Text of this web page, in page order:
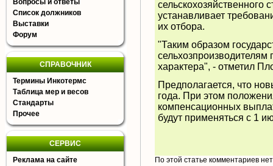
Вопросы и ответы
Список должников
Выставки
Форум
СПРАВОЧНИК
Термины Инкотермс
Таблица мер и весов
Стандарты
Прочее
СЕРВИС
Реклама на сайте
сельскохозяйственного
устанавливает
их отбора.
"Таким образом
характера", - отметил
Предполагается, что
года. При этом
компенсационных
будут применяться с 1
По этой статье комментариев